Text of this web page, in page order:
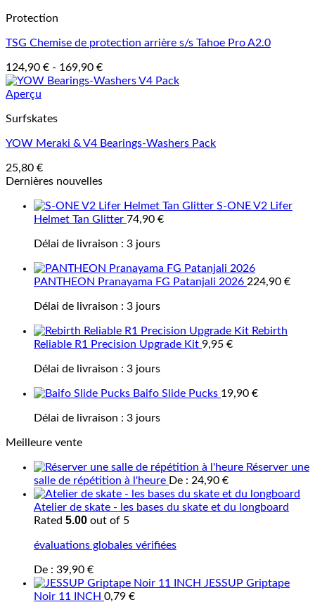
Protection
TSG Chemise de protection arrière s/s Tahoe Pro A2.0
124,90 € - 169,90 €
Aperçu
Surfskates
YOW Meraki & V4 Bearings-Washers Pack
25,80 €
Dernières nouvelles
S-ONE V2 Lifer
Helmet Tan Glitter 74,90 €
Délai de livraison : 3 jours
PANTHEON Pranayama FG Patanjali 2026 224,90 €
Délai de livraison : 3 jours
Rebirth
Reliable R1 Precision Upgrade Kit 9,95 €
Délai de livraison : 3 jours
Baifo Slide Pucks 19,90 €
Délai de livraison : 3 jours
Meilleure vente
Réserver une
salle de répétition à l'heure De : 24,90 €
Atelier de skate - les bases du skate et du longboard
Rated 5.00 out of 5
évaluations globales vérifiées
De : 39,90 €
JESSUP Griptape
Noir 11 INCH 0,79 €